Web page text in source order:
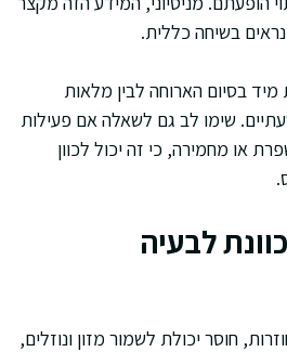
בשיחה כללית.
בסיום הארוחה לבין מלאות
שימו לב גם לשאלה אם פעילות
או מחמירה, כי זה יכול לכוון
לבעיה
חוסר יכולת לשמור מזון ונוזלים,